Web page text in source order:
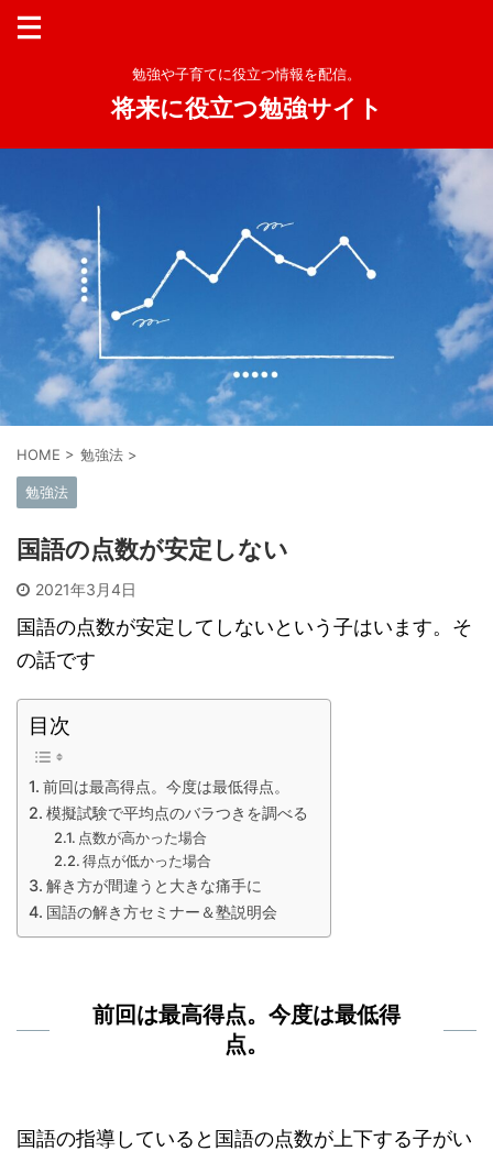
勉強や子育てに役立つ情報を配信。
将来に役立つ勉強サイト
HOME > 勉強法 >
勉強法
国語の点数が安定しない
2021年3月4日
国語の点数が安定してしないという子はいます。そ
の話です
目次
前回は最高得点。今度は最低得点。
模擬試験で平均点のバラつきを調べる
点数が高かった場合
得点が低かった場合
解き方が間違うと大きな痛手に
国語の解き方セミナー＆塾説明会
前回は最高得点。今度は最低得
点。
国語の指導していると国語の点数が上下する子がい